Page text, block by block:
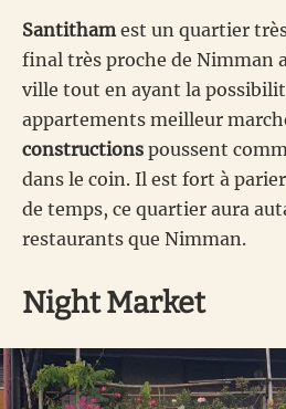
Santitham est un quartier
final très proche de Nimman
ville tout en ayant la
appartements meilleur
constructions poussent
dans le coin. Il est fort à
de temps, ce quartier aura
restaurants que Nimman.
Night Market